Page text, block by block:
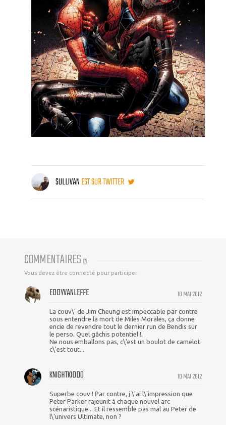
SULLIVANEST SUR TWITTER
COMMENTAIRES (7)
Vous devez être connecté pour participer
10 MAI 2012
EDDYVANLEFFE
La couv\' de Jim Cheung est impeccable par contre
sous entendre la mort de Miles Morales, ça donne
encie de revendre tout le dernier run de Bendis sur
le perso. Quel gâchis potentiel !.
Ne nous emballons pas, c\'est un boulot de camelot
c\'est tout...
10 MAI 2012
KNIGHTKIDDO
Superbe couv ! Par contre, j \'ai l\'impression que
Peter Parker rajeunit à chaque nouvel arc
scénaristique... Et il ressemble pas mal au Peter de
l\'univers Ultimate, non ?